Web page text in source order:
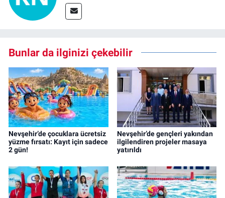
Bunlar da ilginizi çekebilir
Nevşehir’de çocuklara ücretsiz
yüzme fırsatı: Kayıt için sadece
2 gün!
Nevşehir’de gençleri yakından
ilgilendiren projeler masaya
yatırıldı